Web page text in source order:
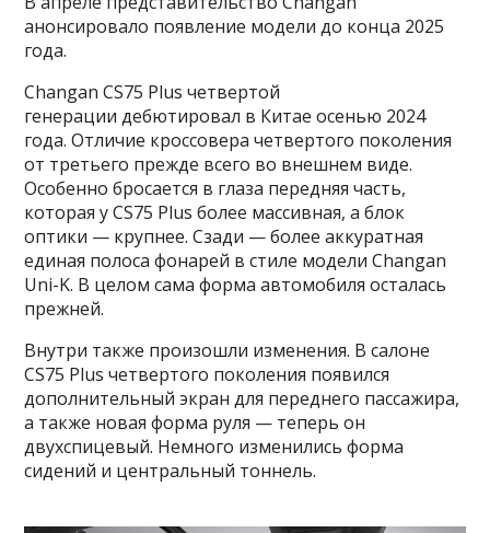
анонсировало появление модели до конца 2025
года.
Changan CS75 Plus четвертой
генерации дебютировал в Китае осенью 2024
года. Отличие кроссовера четвертого поколения
от третьего прежде всего во внешнем виде.
Особенно бросается в глаза передняя часть,
которая у CS75 Plus более массивная, а блок
оптики — крупнее. Сзади — более аккуратная
единая полоса фонарей в стиле модели Changan
Uni-K. В целом сама форма автомобиля осталась
прежней.
Внутри также произошли изменения. В салоне
CS75 Plus четвертого поколения появился
дополнительный экран для переднего пассажира,
а также новая форма руля — теперь он
двухспицевый. Немного изменились форма
сидений и центральный тоннель.